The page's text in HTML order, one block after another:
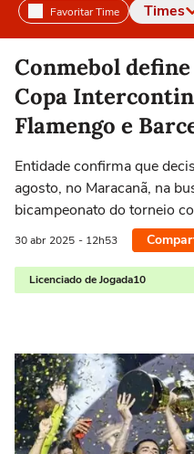
Favoritar Time Times
Selecione o time para ver as
Conmebol
Copa
Flamengo e
Entidade confirma que
agosto, no Maracanã, na
bicampeonato do torneio
30 abr 2025 - 12h53
Licenciado de Jogada10